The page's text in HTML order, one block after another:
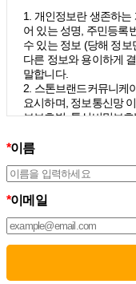
1. 개인정보란 생존하
어 있는 성명, 주민등록
수 있는 정보 (당해 정
다른 정보와 용이하게
말합니다.
2. 스톤브랜드커뮤니케
요시하며, 정보통신망
보보호법, 통신비밀보
개인정보처리방침을 통
치가 취해지고 있는지 알
선을 위하여 개정하는데
리방침을 회사의 필요
리고 개인정보처리방침
개정된 사항을 이용자
02. 수집하는 개인정보
*이름
*이메일